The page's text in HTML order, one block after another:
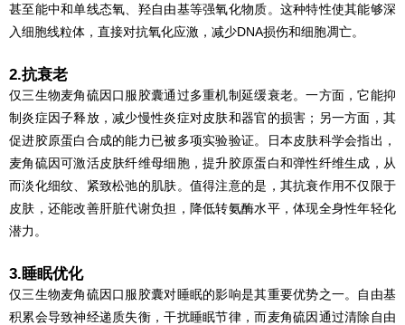
甚至能中和单线态氧、羟自由基等强氧化物质。这种特性使其能够深
入细胞线粒体，直接对抗氧化应激，减少DNA损伤和细胞凋亡。
2.抗衰老
仅三生物麦角硫因口服胶囊通过多重机制延缓衰老。一方面，它能抑
制炎症因子释放，减少慢性炎症对皮肤和器官的损害；另一方面，其
促进胶原蛋白合成的能力已被多项实验验证。日本皮肤科学会指出，
麦角硫因可激活皮肤纤维母细胞，提升胶原蛋白和弹性纤维生成，从
而淡化细纹、紧致松弛的肌肤。值得注意的是，其抗衰作用不仅限于
皮肤，还能改善肝脏代谢负担，降低转氨酶水平，体现全身性年轻化
潜力。
3.睡眠优化
仅三生物麦角硫因口服胶囊对睡眠的影响是其重要优势之一。自由基
积累会导致神经递质失衡，干扰睡眠节律，而麦角硫因通过清除自由